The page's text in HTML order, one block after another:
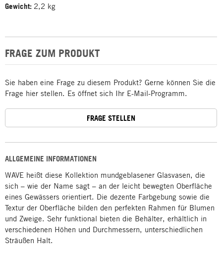
ALLGEMEINE INFORMATIONEN
WAVE heißt diese Kollektion mundgeblasener Glasvasen, die
sich – wie der Name sagt – an der leicht bewegten Oberfläche
eines Gewässers orientiert. Die dezente Farbgebung sowie die
Textur der Oberfläche bilden den perfekten Rahmen für Blumen
und Zweige. Sehr funktional bieten die Behälter, erhältlich in
verschiedenen Höhen und Durchmessern, unterschiedlichen
Sträußen Halt.
Gewicht: 2,2 kg
FRAGE ZUM PRODUKT
Sie haben eine Frage zu diesem Produkt? Gerne können Sie die
Frage hier stellen. Es öffnet sich Ihr E-Mail-Programm.
FRAGE STELLEN